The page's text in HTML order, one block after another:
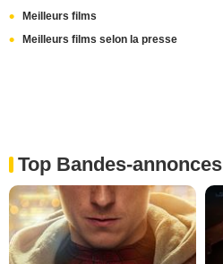
Meilleurs films
Meilleurs films selon la presse
Top Bandes-annonces